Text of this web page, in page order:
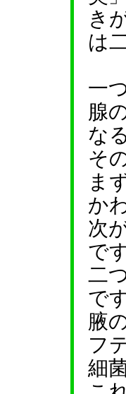
き
は
一
腺
な
そ
ま
か
次
で
二
で
腋
フ
細